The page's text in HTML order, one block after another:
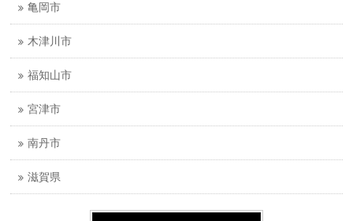
亀岡市
木津川市
福知山市
宮津市
南丹市
滋賀県